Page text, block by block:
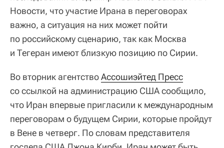
Новости, что участие Ирана в переговорах
важно, а ситуация на них может пойти
по российскому сценарию, так как Москва
и Тегеран имеют близкую позицию по Сирии.
Во вторник агентствоАссошиэйтед Пресс
со ссылкой на администрацию США сообщило,
что Иран впервые пригласили к международным
переговорам о будущем Сирии, которые пройдут
в Вене в четверг. По словам представителя